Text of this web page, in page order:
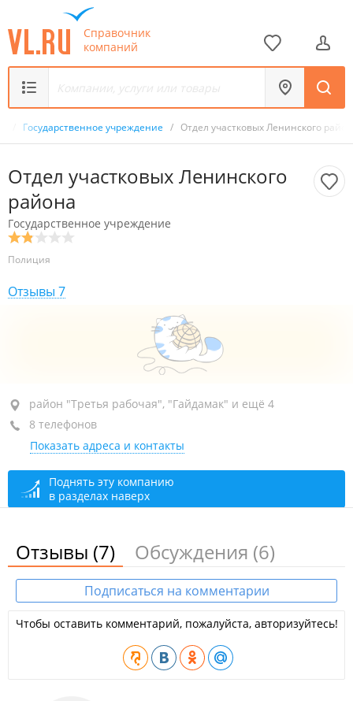
Справочник
компаний
Государственное учреждение / Отдел участковых Ленинского
Отдел участковых Ленинского
района
Государственное учреждение
Полиция
Отзывы 7
район "Третья рабочая", ул. Шилкинская, 10
(Участковый пункт полиции №4)
1-й этаж
+7 (423) 243-53-75
закрыто, откроется в 15:00
район "Третья рабочая", "Гайдамак" и ещё 4
8 телефонов
Показать адреса и контакты
Поднять эту компанию
в разделах наверх
Отзывы (7) Обсуждения (6)
Подписаться на комментарии
Чтобы оставить комментарий, пожалуйста, авторизуйтесь!